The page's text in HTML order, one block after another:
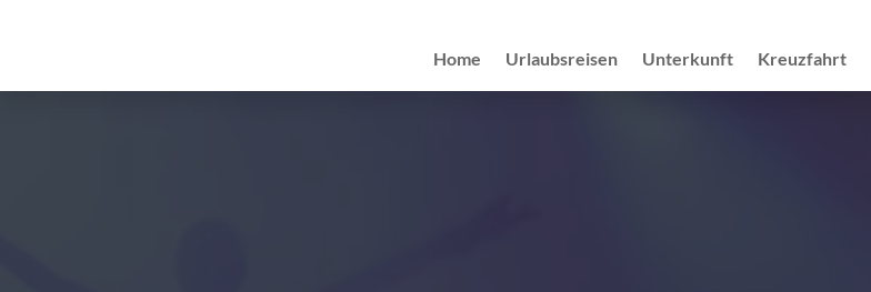
Home Urlaubsreisen Unterkunft Kreuzfahrt